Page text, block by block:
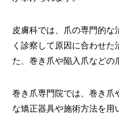
皮膚科では、爪の専門的な
く診察して原因に合わせた
た、巻き爪や陥入爪などの
巻き爪専門院では、巻き爪
な矯正器具や施術方法を用